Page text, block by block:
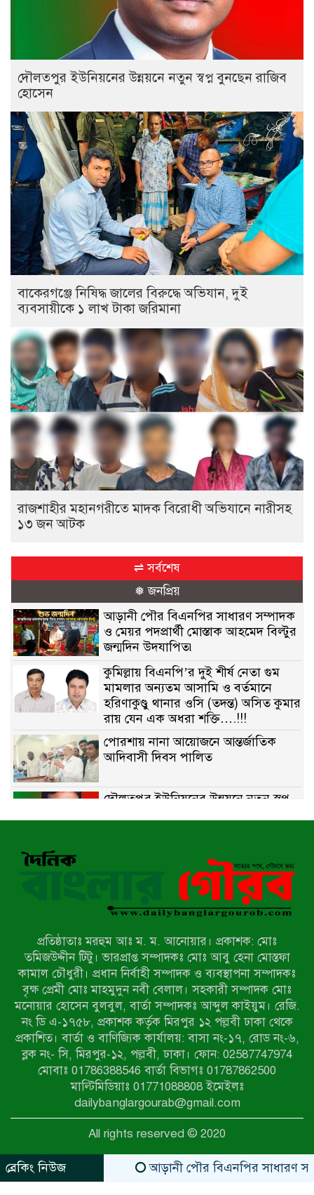
দৌলতপুর ইউনিয়নের উন্নয়নে নতুন স্বপ্ন বুনছেন রাজিব
হোসেন
বাকেরগঞ্জে নিষিদ্ধ জালের বিরুদ্ধে অভিযান, দুই
ব্যবসায়ীকে ১ লাখ টাকা জরিমানা
রাজশাহীর মহানগরীতে মাদক বিরোধী অভিযানে নারীসহ
১৩ জন আটক
⇌ সর্বশেষ
❅ জনপ্রিয়
আড়ানী পৌর বিএনপির সাধারণ সম্পাদক
ও মেয়র পদপ্রার্থী মোস্তাক আহমেদ বিল্টুর
জন্মদিন উদযাপিত৷
কুমিল্লায় বিএনপি’র দুই শীর্ষ নেতা গুম
মামলার অন্যতম আসামি ও বর্তমানে
হরিণাকুণ্ডু থানার ওসি (তদন্ত) অসিত কুমার
রায় যেন এক অধরা শক্তি….!!!
পোরশায় নানা আয়োজনে আন্তর্জাতিক
আদিবাসী দিবস পালিত
দৌলতপুর ইউনিয়নের উন্নয়নে নতুন স্বপ্ন
বাকেরগঞ্জে নিষিদ্ধ জালের বিরুদ্ধে
অভিযান, দুই ব্যবসায়ীকে ১ লাখ টাকা
রাজশাহীর মহানগরীতে মাদক বিরোধী
আদমদীঘিতে শুমারি স্বেচ্ছাসেবী নিয়োগে
যোগ্যতার ভিত্তিতে তালিকা প্রকাশ;
নির্বাচিতদের আ.লীগ ট্যাগে প্রচারণা
সংবাদ প্রকাশের জেরে সাংবাদিককে দেখে
নেওয়ার হুমকি দিলেন দোড়া মাদরাসার
পরিচয় দেওয়া সভাপতি
উখিয়ায় বিজিবির অভিযানে ৪০ হাজার
ইয়াবাসহ যুবক আটক
পোরশায় ৭ মাসে ১৯ জনের অপমৃত্যু,
শীর্ষে আত্মহত্যা
প্রতিষ্ঠাতাঃ মরহুম আঃ ম. ম. আনোয়ার। প্রকাশক: মোঃ
তমিজউদ্দীন টিটু। ভারপ্রাপ্ত সম্পাদকঃ মোঃ আবু হেনা মোস্তফা
কামাল চৌধুরী। প্রধান নির্বাহী সম্পাদক ও ব্যবস্থাপনা সম্পাদকঃ
বৃক্ষ প্রেমী মোঃ মাহমুদুন নবী বেলাল। সহকারী সম্পাদক মোঃ
মনোয়ার হোসেন বুলবুল, বার্তা সম্পাদকঃ আব্দুল কাইয়ুম। রেজি.
নং ডি এ-১৭৫৮, প্রকাশক কর্তৃক মিরপুর ১২ পল্লবী ঢাকা থেকে
প্রকাশিত। বার্তা ও বাণিজ্যিক কার্যালয়: বাসা নং-১৭, রোড নং-৬,
ব্লক নং- সি, মিরপুর-১২, পল্লবী, ঢাকা। ফোন: 02587747974
মোবাঃ 01786388546 বার্তা বিভাগঃ 01787862500
মাল্টিমিডিয়াঃ 01771088808 ইমেইলঃ
dailybanglargourab@gmail.com
All rights reserved © 2020
ব্রেকিং নিউজ
আড়ানী পৌর বিএনপির সাধারণ